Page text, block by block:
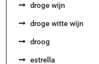
droge wijn
droge witte wijn
droog
estrella